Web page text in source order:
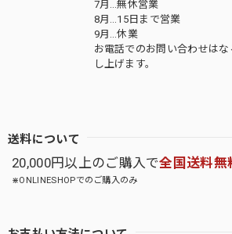
7月…無休営業
8月…15日まで営業
9月…休業
お電話でのお問い合わせは
し上げます。
送料について
20,000円以上のご購入で全国送料無
⋇ONLINESHOPでのご購入のみ